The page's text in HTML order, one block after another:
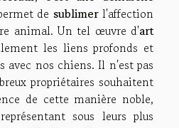
de sublimerl'affection
animal. Un tel œuvre d'art
les liens profonds et
avec nos chiens. Il n'est pas
propriétaires souhaitent
de cette manière noble,
sous leurs plus